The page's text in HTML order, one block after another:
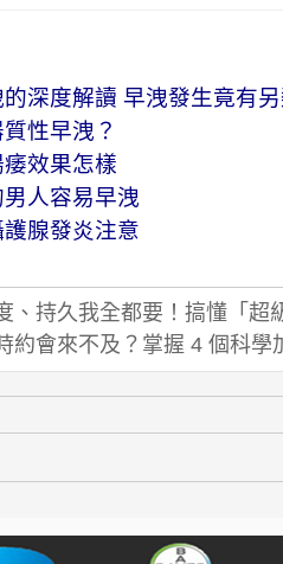
深度解讀 早洩發生竟有
性早洩？
效果怎樣
人容易早洩
腺發炎注意
、持久我全都要！搞懂「超
約會來不及？掌握 4 個科